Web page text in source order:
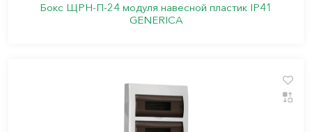
Бокс ЩРН-П-24 модуля навесной пластик IP41
GENERICA